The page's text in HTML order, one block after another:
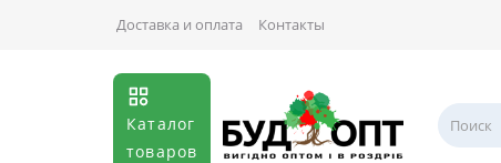
Доставка и оплата Контакты
Каталог
товаров